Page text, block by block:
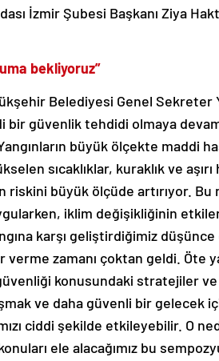
İzmir Şubesi Başkanı Ziya
bekliyoruz”
Belediyesi Genel Sekreter
bir güvenlik tehdidi olmaya
büyük ölçekte maddi
sıcaklıklar, kuraklık ve
riskini büyük ölçüde artırıyor.
iklim değişikliğinin
karşı geliştirdiğimiz
zamanı çoktan geldi. Öte
konusundaki stratejiler
ve daha güvenli bir gelecek
ciddi şekilde etkileyebilir. O
ele alacağımız bu